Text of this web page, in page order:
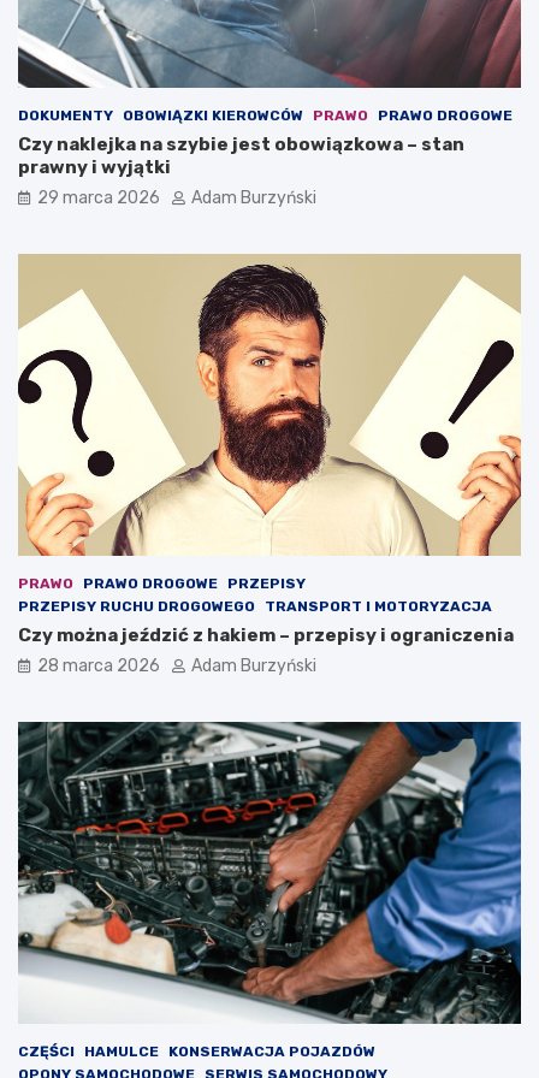
h
o
w
ć
?
c
w
a
s
z
t
a
c
o
d
y
DOKUMENTY OBOWIĄZKI KIEROWCÓW PRAWO PRAWO DROGOWE
Czy naklejka na szybie jest obowiązkowa – stan
prawny i wyjątki
29 marca 2026 Adam Burzyński
PRAWO PRAWO DROGOWE
PRZEPISY
PRZEPISY RUCHU DROGOWEGO
TRANSPORT I MOTORYZACJA
Czy można jeździć z hakiem – przepisy i ograniczenia
28 marca 2026 Adam Burzyński
CZĘŚCI HAMULCE
KONSERWACJA POJAZDÓW
OPONY SAMOCHODOWE
SERWIS SAMOCHODOWY